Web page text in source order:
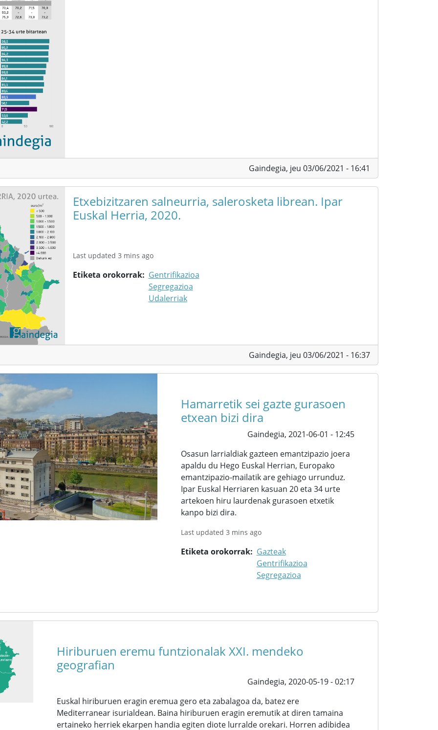
Gaindegia, jeu 03/06/2021 - 16:41
Etxebizitzaren salneurria, salerosketa librean. Ipar
Euskal Herria, 2020.
Last updated 3 mins ago
Etiketa orokorrak
Gentrifikazioa
Segregazioa
Udalerriak
Gaindegia, jeu 03/06/2021 - 16:37
Hamarretik sei gazte gurasoen
etxean bizi dira
Gaindegia, 2021-06-01 - 12:45
Osasun larrialdiak gazteen emantzipazio joera
apaldu du Hego Euskal Herrian, Europako
emantzipazio-mailatik are gehiago urrunduz.
Ipar Euskal Herriaren kasuan 20 eta 34 urte
artekoen hiru laurdenak gurasoen etxetik
kanpo bizi dira.
Last updated 3 mins ago
Etiketa orokorrak
Gazteak
Gentrifikazioa
Segregazioa
Hiriburuen eremu funtzionalak XXI. mendeko
geografian
Gaindegia, 2020-05-19 - 02:17
Euskal hiriburuen eragin eremua gero eta zabalagoa da, batez ere
Mediterranear isurialdean. Baina hiriburuen eragin eremutik at diren tamaina
ertaineko herriek ekarpen handia egiten diote lurralde orekari. Horren adibidea